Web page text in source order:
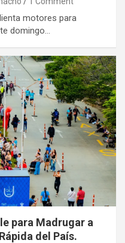
motores para
domingo…
para Madrugar a
del País.